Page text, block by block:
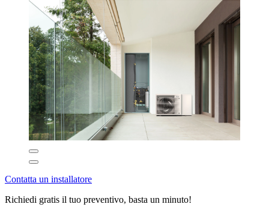
Contatta un installatore
Richiedi gratis il tuo preventivo, basta un minuto!